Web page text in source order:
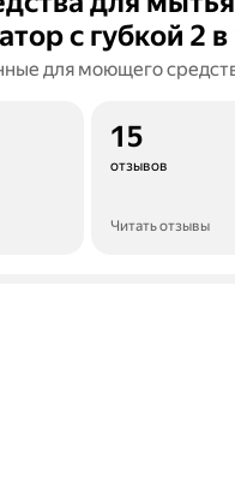
с губкой 2 в
для моющего
15
отзывов
Читать отзывы